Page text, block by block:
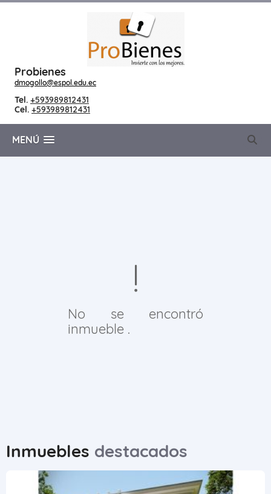
Probienes
dmogollo@espol.edu.ec
Tel. +593989812431
Cel. +593989812431
MENÚ
No se encontró
inmueble .
Inmuebles destacados